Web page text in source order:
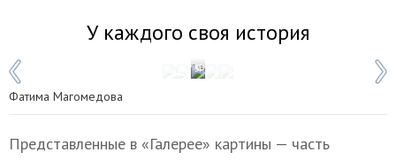
У каждого своя история
Фото: Татьяна Свириденко/ТАСС
1 / 5
Фатима Магомедова
Представленные в «Галерее» картины — часть